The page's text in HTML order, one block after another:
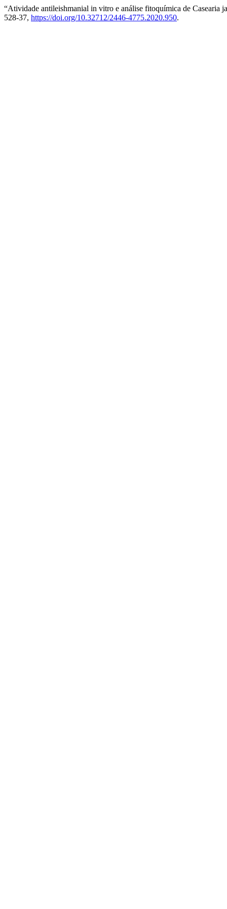
“Atividade antileishmanial in vitro e análise fitoquímica de Casearia
528-37, https://doi.org/10.32712/2446-4775.2020.950.